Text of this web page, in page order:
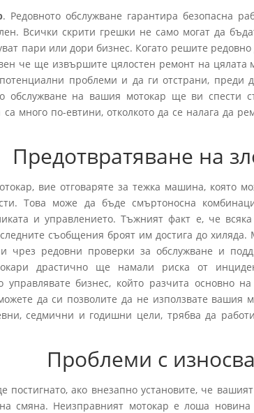
. Редовното обслужване гарантира безопасна
Всички скрити грешки не само могат да
пари или дори бизнес. Когато решите
че ще извършите цялостен ремонт на
проблеми и да ги отстрани,
обслужване на вашия мотокар ще ви спести
много по-евтини, отколкото да се налага да
Предотвратяване на
вие отговаряте за тежка машина, която
Това може да бъде смъртоносна
и управлението. Тъжният факт е, че
съобщения броят им достига до
чрез редовни проверки за обслужване и
драстично ще намали риска от
управлявате бизнес, който разчита основно
да си позволите да не използвате вашия
седмични и годишни цели, трябва да
Проблеми с
постигнато, ако внезапно установите, че
смяна. Неизправният мотокар е лоша новина